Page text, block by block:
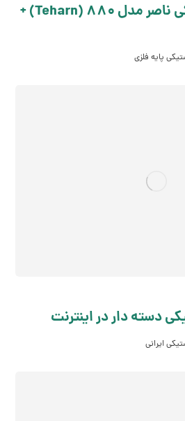
خرید صندلی پلاستیکی ناصر مدل 880 (Teharn) +
پایه فلزی
دسته دار در اینترنت
ایرانی